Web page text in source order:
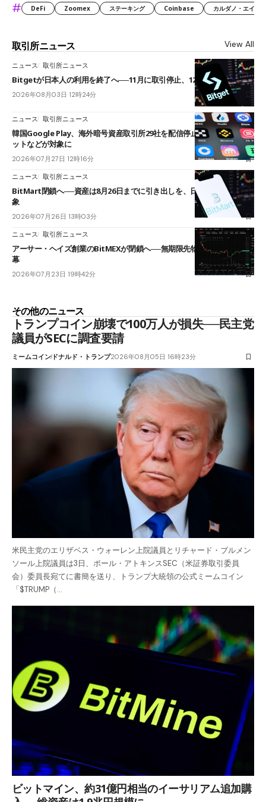
# DeFi Zoomex ステーキング Coinbase カルダノ・エイ
取引所ニュース View All
ニュース 取引所ニュース
Bitgetが日本人の利用を終了へ──11月に取引停止、12月末に強制決済
2026年08月03日 12時24分
ニュース 取引所ニュース
韓国Google Play、海外暗号資産取引所29社を配信停止──OKXやバイビ
ットなどが対象に
2026年07月27日 12時16分
ニュース 取引所ニュース
BitMart閉鎖へ──資産は8月26日までに引き出しを、日本人利用者も対
象
2026年07月26日 13時03分
ニュース 取引所ニュース
アーサー・ヘイズ創業のBitMEXが閉鎖へ──無期限先物を生んだ11年に
幕
2026年07月23日 19時42分
その他のニュース
トランプコイン崩壊で100万人が損失──民主党
議員がSECに調査要請
ミームコインドナルド・トランプ2026年08月05日 16時23分
米民主党のエリザベス・ウォーレン上院議員とリチャード・ブルメン
ソール上院議員は3日、ポール・アトキンスSEC（米証券取引委員
会）委員長宛てに書簡を送り、トランプ大統領の公式ミームコイン
「$TRUMP（…
ビットマイン、約31億円相当のイーサリアム追加購